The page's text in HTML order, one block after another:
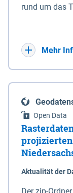
vor
Eigenschaft
die
rund um das
sowie Status
laufenden
Mehr
Open Data
Aktualität der